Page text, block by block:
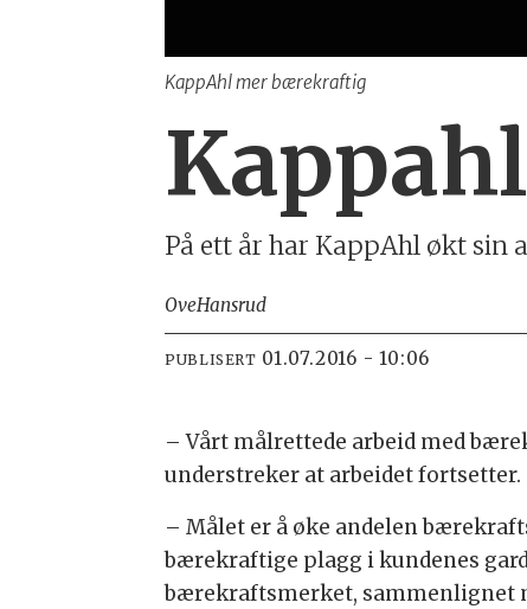
KappAhl mer bærekraftig
På ett år har KappAhl økt sin
OveHansrud
PUBLISERT 01.07.2016 - 10:06
– Vårt målrettede arbeid med
understreker at arbeidet fortsetter.
– Målet er å øke andelen
bærekraftige plagg i kundenes
bærekraftsmerket, sammenlignet